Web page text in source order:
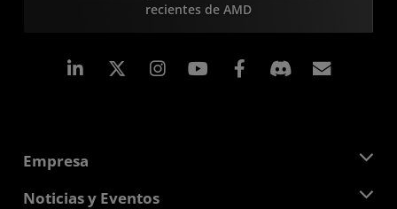
recientes de AMD
LinkedIn Instagram Facebook
Empresa
Acerca de AMD
Noticias y Eventos